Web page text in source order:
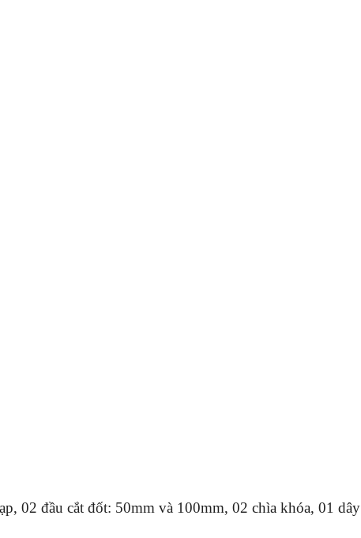
02 đầu cắt đốt: 50mm và 100mm, 02 chìa khóa, 01 dây